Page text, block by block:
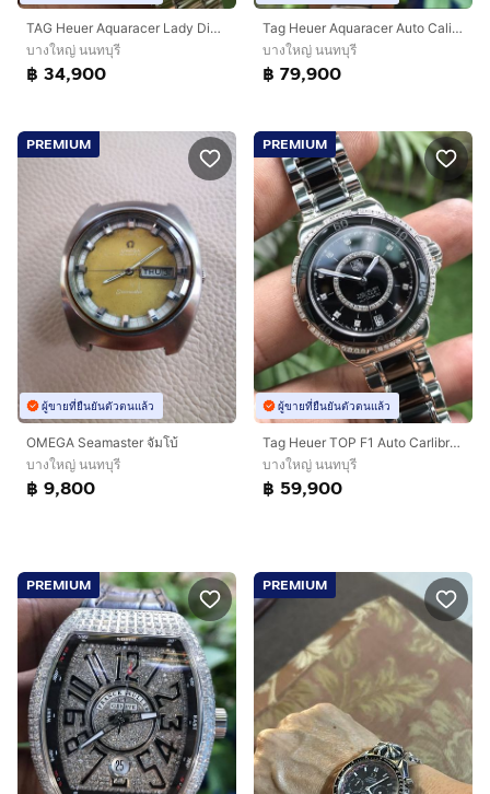
TAG Heuer Aquaracer Lady Diamond Pink Mother of pearl WAF141A🇨🇭🇨🇭
บางใหญ่ นนทบุรี
฿ 34,900
Tag Heuer Aquaracer Auto Calibre5 Green Dial WAY201S-0🇨🇭🇨🇭
บางใหญ่ นนทบุรี
฿ 79,900
PREMIUM
ผู้ขายที่ยืนยันตัวตนแล้ว
OMEGA Seamaster จัมโบ้
บางใหญ่ นนทบุรี
฿ 9,800
PREMIUM
ผู้ขายที่ยืนยันตัวตนแล้ว
Tag Heuer TOP F1 Auto Carlibre5 Black Ceramic Full Diamond WAU2212 (BoySize)🇨🇭🇨🇭
บางใหญ่ นนทบุรี
฿ 59,900
PREMIUM PREMIUM